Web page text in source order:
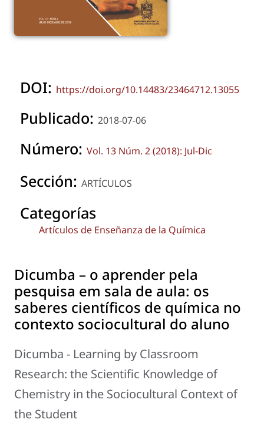
DOI: https://doi.org/10.14483/23464712.13055
Publicado: 2018-07-06
Número: Vol. 13 Núm. 2 (2018): Jul-Dic
Sección: ARTÍCULOS
Categorías
Artículos de Enseñanza de la Química
Dicumba – o aprender pela
pesquisa em sala de aula: os
saberes científicos de química no
contexto sociocultural do aluno
Dicumba - Learning by Classroom
Research: the Scientific Knowledge of
Chemistry in the Sociocultural Context of
the Student